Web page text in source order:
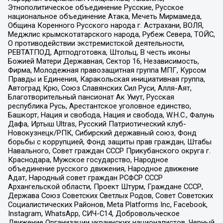
Этнополитическое объединение Русские, Русское
национальное объединение Атака, Мечеть Мирмамеда,
Община Коренного Русского народа г. Астрахани, ВОЛЯ,
Меджлис крымскотатарского народа, Рубеж Севера, ТОЙС,
О противодействии экстремистской деятельности,
РЕВТАТПОД, Артподготовка, Штольц, В честь иконы
Божией Матери Державная, Сектор 16, Независимость,
Фирма, Молодежная правозащитная группа МПГ, Курсом
Правды и Единения, Каракольская инициативная группа,
Автоград Крю, Союз Славянских Сил Руси, Алля-Аят,
Благотворительный пансионат Ак Умут, Русская
республика Русь, Арестантское уголовное единство,
Башкорт, Нация и свобода, Нация и свобода, W.H.С., Фалунь
Дафа, Иртыш Ultras, Русский Патриотический клуб-
Новокузнецк/РПК, Сибирский державный союз, Фонд
борьбы с коррупцией, Фонд защиты прав граждан, Штабы
Навального, Совет граждан СССР Прикубанского округа г.
Краснодара, Мужское государство, Народное
объединение русского движения, Народное движение
Адат, Народный совет граждан РСФСР СССР
Архангельской области, Проект Штурм, Граждане СССР,
Держава Союз Советских Светлых Родов, Совет Советских
Социалистических Районов, Meta Platforms Inc, Facebook,
Instagram, WhatsApp, СИЧ-С14, Добровольческое